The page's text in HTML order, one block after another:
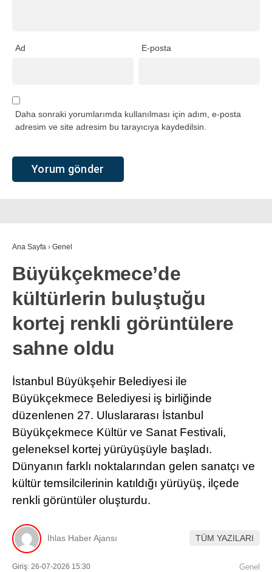
Ad E-posta
Daha sonraki yorumlarımda kullanılması için adım, e-posta
adresim ve site adresim bu tarayıcıya kaydedilsin.
Ana Sayfa › Genel
Büyükçekmece’de
kültürlerin buluştuğu
kortej renkli görüntülere
sahne oldu
İstanbul Büyükşehir Belediyesi ile
Büyükçekmece Belediyesi iş birliğinde
düzenlenen 27. Uluslararası İstanbul
Büyükçekmece Kültür ve Sanat Festivali,
geleneksel kortej yürüyüşüyle başladı.
Dünyanın farklı noktalarından gelen sanatçı ve
kültür temsilcilerinin katıldığı yürüyüş, ilçede
renkli görüntüler oluşturdu.
İhlas Haber Ajansı TÜM YAZILARI
Giriş: 26-07-2026 15:30
Genel